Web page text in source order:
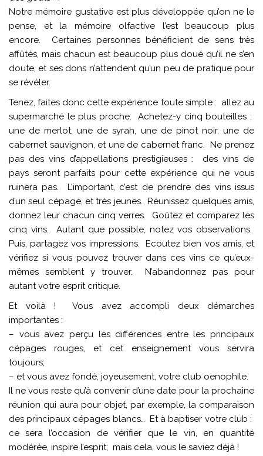
Notre mémoire gustative est plus développée qu’on ne le
pense, et la mémoire olfactive l’est beaucoup plus
encore. Certaines personnes bénéficient de sens très
affûtés, mais chacun est beaucoup plus doué qu’il ne s’en
doute, et ses dons n’attendent qu’un peu de pratique pour
se révéler.
Tenez, faites donc cette expérience toute simple : allez au
supermarché le plus proche. Achetez-y cinq bouteilles :
une de merlot, une de syrah, une de pinot noir, une de
cabernet sauvignon, et une de cabernet franc. Ne prenez
pas des vins d’appellations prestigieuses : des vins de
pays seront parfaits pour cette expérience qui ne vous
ruinera pas. L’important, c’est de prendre des vins issus
d’un seul cépage, et très jeunes. Réunissez quelques amis,
donnez leur chacun cinq verres. Goûtez et comparez les
cinq vins. Autant que possible, notez vos observations.
Puis, partagez vos impressions. Ecoutez bien vos amis, et
vérifiez si vous pouvez trouver dans ces vins ce qu’eux-
mêmes semblent y trouver. N’abandonnez pas pour
autant votre esprit critique.
Et voilà ! Vous avez accompli deux démarches
importantes :
– vous avez perçu les différences entre les principaux
cépages rouges, et cet enseignement vous servira
toujours;
– et vous avez fondé, joyeusement, votre club oenophile.
Il ne vous reste qu’à convenir d’une date pour la prochaine
réunion qui aura pour objet, par exemple, la comparaison
des principaux cépages blancs… Et à baptiser votre club :
ce sera l’occasion de vérifier que le vin, en quantité
modérée, inspire l’esprit; mais cela, vous le saviez déjà !